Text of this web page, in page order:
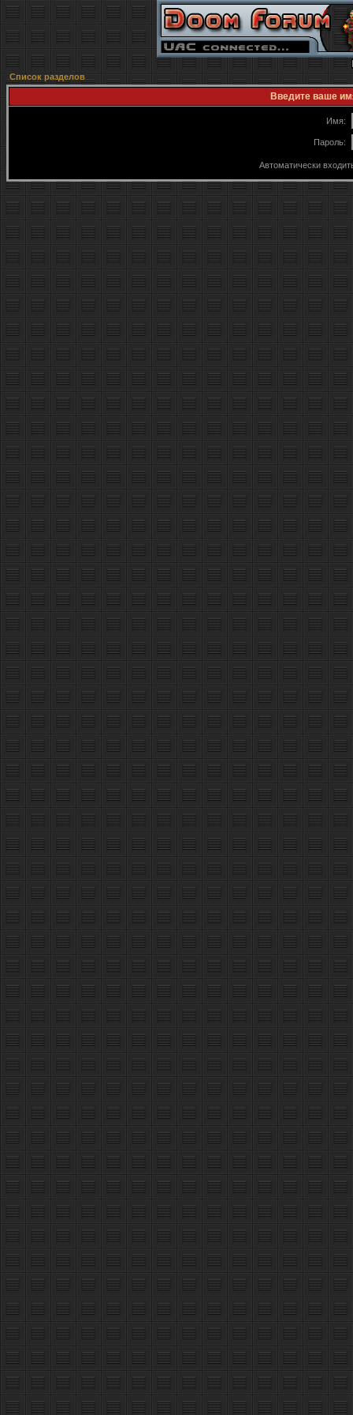
Список разделов
Введите ваше
Имя:
Пароль:
Автоматически